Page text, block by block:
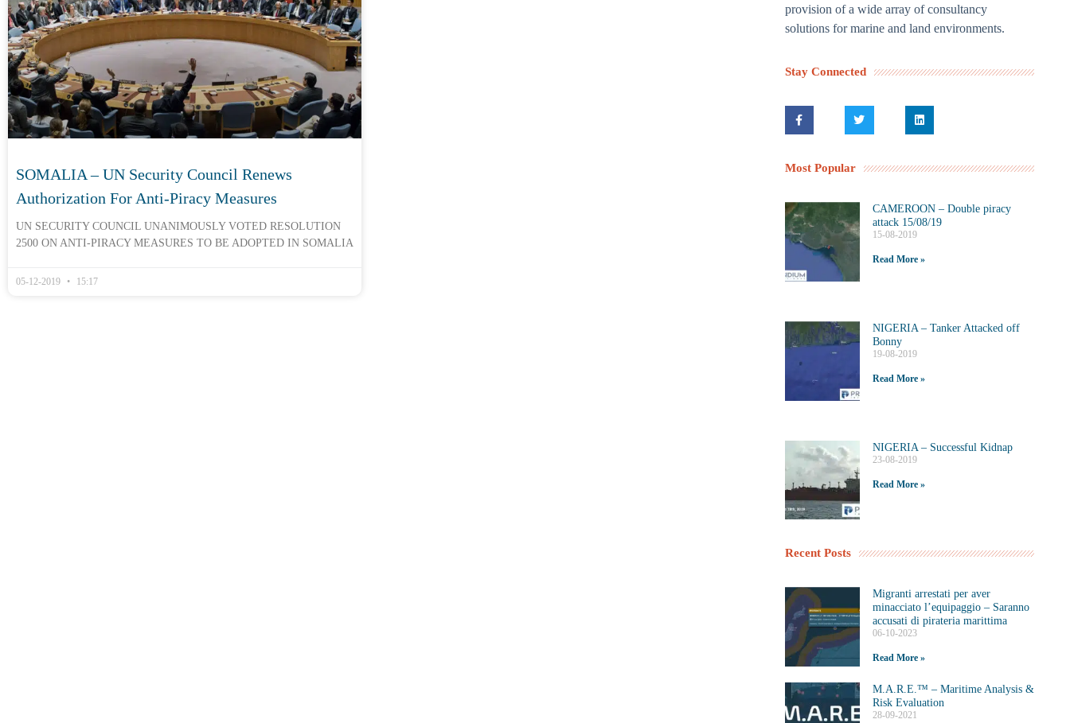
SOMALIA – UN Security Council Renews
Authorization For Anti-Piracy Measures
UN SECURITY COUNCIL UNANIMOUSLY VOTED RESOLUTION
2500 ON ANTI-PIRACY MEASURES TO BE ADOPTED IN SOMALIA
05-12-2019 15:17
provision of a wide array of consultancy
solutions for marine and land environments.
Stay Connected
Most Popular
CAMEROON – Double piracy
attack 15/08/19
15-08-2019
Read More »
NIGERIA – Tanker Attacked off
Bonny
19-08-2019
Read More »
NIGERIA – Successful Kidnap
23-08-2019
Read More »
Recent Posts
Migranti arrestati per aver
minacciato l’equipaggio – Saranno
accusati di pirateria marittima
06-10-2023
Read More »
M.A.R.E.™️ – Maritime Analysis &
Risk Evaluation
28-09-2021